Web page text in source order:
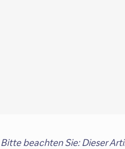
Bitte beachten Sie: Dieser